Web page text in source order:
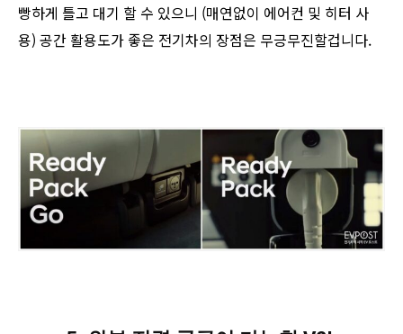
빵하게 틀고 대기 할 수 있으니 (매연없이 에어컨 및 히터 사
용) 공간 활용도가 좋은 전기차의 장점은 무긍무진할겁니다.